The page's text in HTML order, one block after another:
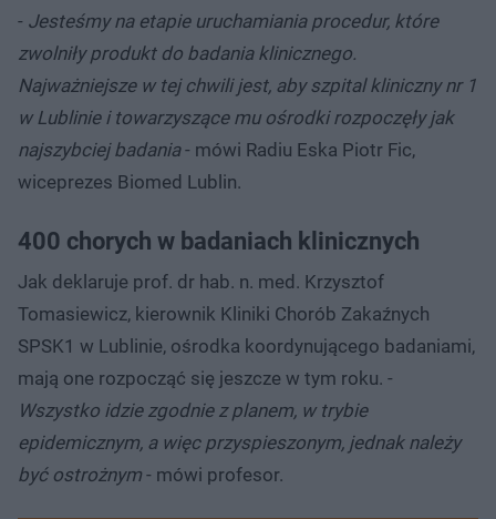
- Jesteśmy na etapie uruchamiania procedur, które
zwolniły produkt do badania klinicznego.
Najważniejsze w tej chwili jest, aby szpital kliniczny nr 1
w Lublinie i towarzyszące mu ośrodki rozpoczęły jak
najszybciej badania- mówi Radiu Eska Piotr Fic,
wiceprezes Biomed Lublin.
400 chorych w badaniach klinicznych
Jak deklaruje prof. dr hab. n. med. Krzysztof
Tomasiewicz, kierownik Kliniki Chorób Zakaźnych
SPSK1 w Lublinie, ośrodka koordynującego badaniami,
mają one rozpocząć się jeszcze w tym roku. -
Wszystko idzie zgodnie z planem, w trybie
epidemicznym, a więc przyspieszonym, jednak należy
być ostrożnym - mówi profesor.